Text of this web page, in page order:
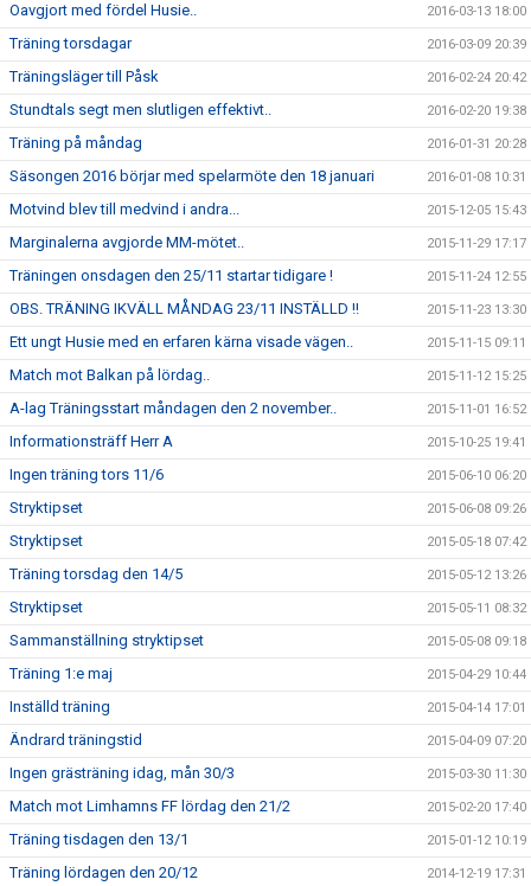
Oavgjort med fördel Husie.. 2016-03-13 18:00
Träning torsdagar 2016-03-09 20:39
Träningsläger till Påsk 2016-02-24 20:42
Stundtals segt men slutligen effektivt.. 2016-02-20 19:38
Träning på måndag 2016-01-31 20:28
Säsongen 2016 börjar med spelarmöte den 18 januari 2016-01-08 10:31
Motvind blev till medvind i andra... 2015-12-05 15:43
Marginalerna avgjorde MM-mötet.. 2015-11-29 17:17
Träningen onsdagen den 25/11 startar tidigare ! 2015-11-24 12:55
OBS. TRÄNING IKVÄLL MÅNDAG 23/11 INSTÄLLD !! 2015-11-23 13:30
Ett ungt Husie med en erfaren kärna visade vägen.. 2015-11-15 09:11
Match mot Balkan på lördag.. 2015-11-12 15:25
A-lag Träningsstart måndagen den 2 november.. 2015-11-01 16:52
Informationsträff Herr A 2015-10-25 19:41
Ingen träning tors 11/6 2015-06-10 06:20
Stryktipset 2015-06-08 09:26
Stryktipset 2015-05-18 07:42
Träning torsdag den 14/5 2015-05-12 13:26
Stryktipset 2015-05-11 08:32
Sammanställning stryktipset 2015-05-08 09:18
Träning 1:e maj 2015-04-29 10:44
Inställd träning 2015-04-14 17:01
Ändrard träningstid 2015-04-09 07:20
Ingen grästräning idag, mån 30/3 2015-03-30 11:30
Match mot Limhamns FF lördag den 21/2 2015-02-20 17:40
Träning tisdagen den 13/1 2015-01-12 10:19
Träning lördagen den 20/12 2014-12-19 17:31